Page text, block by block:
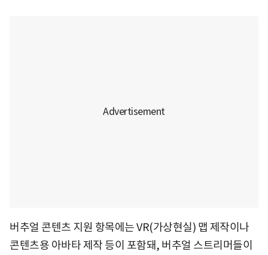
버추얼 콘텐츠 지원 항목에는 VR(가상현실) 맵 제작이나
콘텐츠용 아바타 제작 등이 포함돼, 버추얼 스트리머들이